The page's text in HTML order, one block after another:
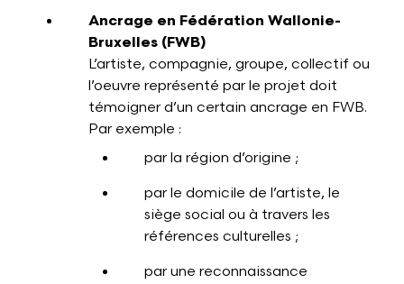
Ancrage en Fédération Wallonie-
Bruxelles (FWB)
L’artiste, compagnie, groupe, collectif ou
l’oeuvre représenté par le projet doit
témoigner d’un certain ancrage en FWB.
Par exemple :
par la région d’origine ;
par le domicile de l’artiste, le
siège social ou à travers les
références culturelles ;
par une reconnaissance